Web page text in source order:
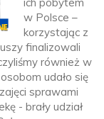
w Polsce –
korzystając z
finalizowali
również w
udało się
sprawami
- brały udział